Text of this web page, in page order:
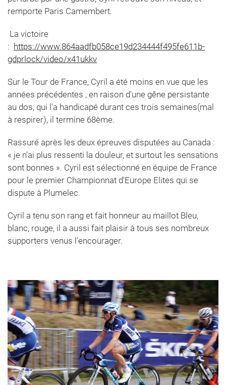
remporte Paris Camembert.
La victoire
: https://www.864aadfb058ce19d234444f495fe611b-
gdprlock/video/x41ukkv
Sur le Tour de France, Cyril a été moins en vue que les
années précédentes , en raison d'une gêne persistante
au dos, qui l'a handicapé durant ces trois semaines(mal
à respirer), il termine 68ème.
Rassuré après les deux épreuves disputées au Canada :
« je n’ai plus ressenti la douleur, et surtout les sensations
sont bonnes ». Cyril est sélectionné en équipe de France
pour le premier Championnat d'Europe Elites qui se
dispute à Plumelec.
Cyril a tenu son rang et fait honneur au maillot Bleu,
blanc, rouge, il a aussi fait plaisir à tous ses nombreux
supporters venus l’encourager.